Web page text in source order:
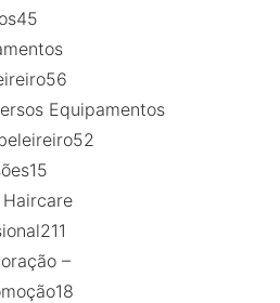
45
56
Equipamentos
52
15
211
–
18